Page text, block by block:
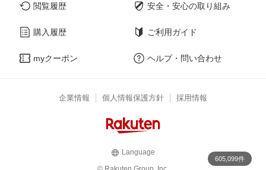
閲覧履歴
購入履歴
myクーポン
安全・安心の取り組み
ご利用ガイド
ヘルプ・問い合わせ
企業情報 個人情報保護方針 採用情報
Language
605,099件